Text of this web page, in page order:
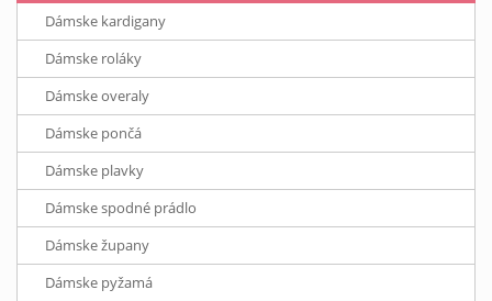
Dámske kardigany
Dámske roláky
Dámske overaly
Dámske pončá
Dámske plavky
Dámske spodné prádlo
Dámske župany
Dámske pyžamá